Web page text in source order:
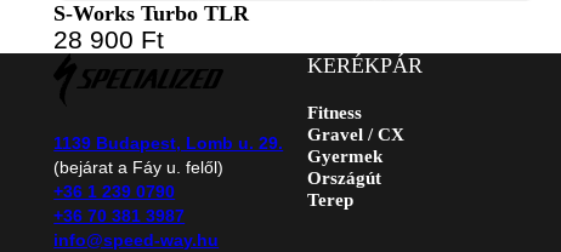
S-Works Turbo TLR
28 900 Ft
1139 Budapest, Lomb u. 29.
(bejárat a Fáy u. felől)
+36 1 239 0790
+36 70 381 3987
info@speed-way.hu
KERÉKPÁR
Fitness
Gravel / CX
Gyermek
Országút
Terep